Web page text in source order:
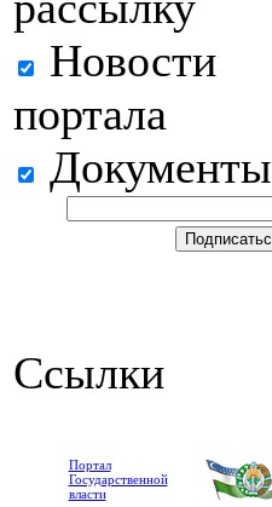
Новости
портала
Документы
Ссылки
Портал
Государственной
власти